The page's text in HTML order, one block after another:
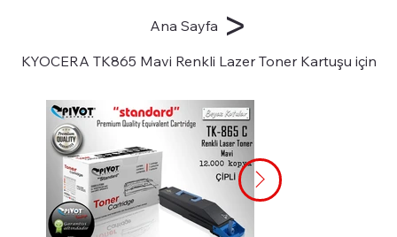
Ana Sayfa >
KYOCERA TK865 Mavi Renkli Lazer Toner Kartuşu için